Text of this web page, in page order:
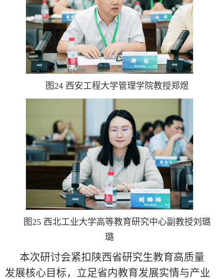
图24 西安工程大学管理学院教授郑煜
图25 西北工业大学高等教育研究中心副教授刘璐
璐
本次研讨会紧扣陕西省研究生教育高质量
发展核心目标，立足省内教育发展实情与产业